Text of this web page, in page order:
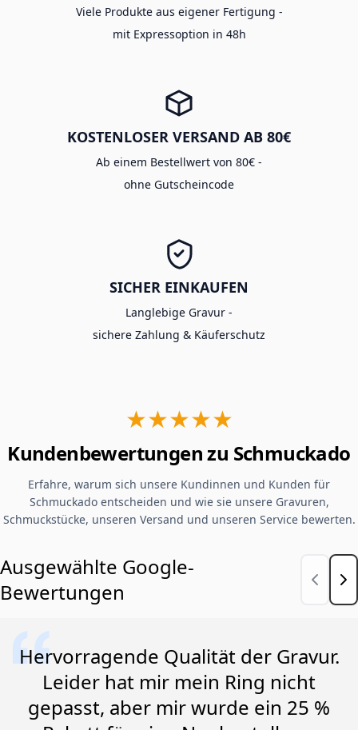
Viele Produkte aus eigener Fertigung -
mit Expressoption in 48h
KOSTENLOSER VERSAND AB 80€
Ab einem Bestellwert von 80€ -
ohne Gutscheincode
SICHER EINKAUFEN
Langlebige Gravur -
sichere Zahlung & Käuferschutz
★★★★★
Kundenbewertungen zu Schmuckado
Erfahre, warum sich unsere Kundinnen und Kunden für
Schmuckado entscheiden und wie sie unsere Gravuren,
Schmuckstücke, unseren Versand und unseren Service bewerten.
Ausgewählte Google-
Bewertungen
Hervorragende Qualität der Gravur.
Leider hat mir mein Ring nicht
gepasst, aber mir wurde ein 25 %